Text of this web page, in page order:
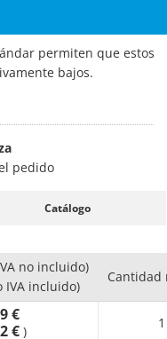
permiten que estos
bajos.
pedido
Catálogo
no incluido)
incluido)
Cantidad
€
€ )